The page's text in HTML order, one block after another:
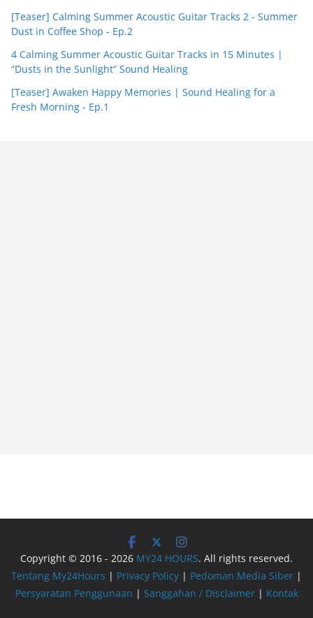
[Teaser] Calming Summer Acoustic Guitar Tracks 2 - Summer
Dust in Coffee Shop - Ep.2
4 Calming Summer Acoustic Guitar Tracks in 15 Minutes |
“Dusts in the Sunlight” Sound Healing
[Teaser] Awaken Happy Memories | Sound Healing for a
Fresh Morning - Ep.1
Copyright © 2016 - 2026 MY24 HOURS. All rights reserved.
Tentang My24Hours | Privacy Policy | Pedoman Media Siber |
Persyaratan Penggunaan | Sanggahan / Disclaimer| Kontak